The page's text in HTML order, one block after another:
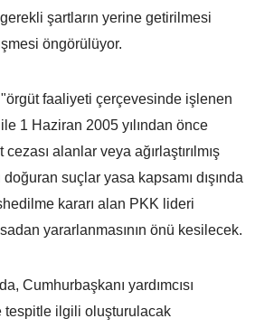
şartların yerine getirilmesi
öngörülüyor.
faaliyeti çerçevesinde işlenen
1 Haziran 2005 yılından önce
cezası alanlar veya ağırlaştırılmış
suçlar yasa kapsamı dışında
kararı alan PKK lideri
yararlanmasının önü kesilecek.
Cumhurbaşkanı yardımcısı
tespitle ilgili oluşturulacak